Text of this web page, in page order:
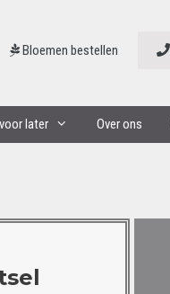
Bloemen bestellen
later Over ons